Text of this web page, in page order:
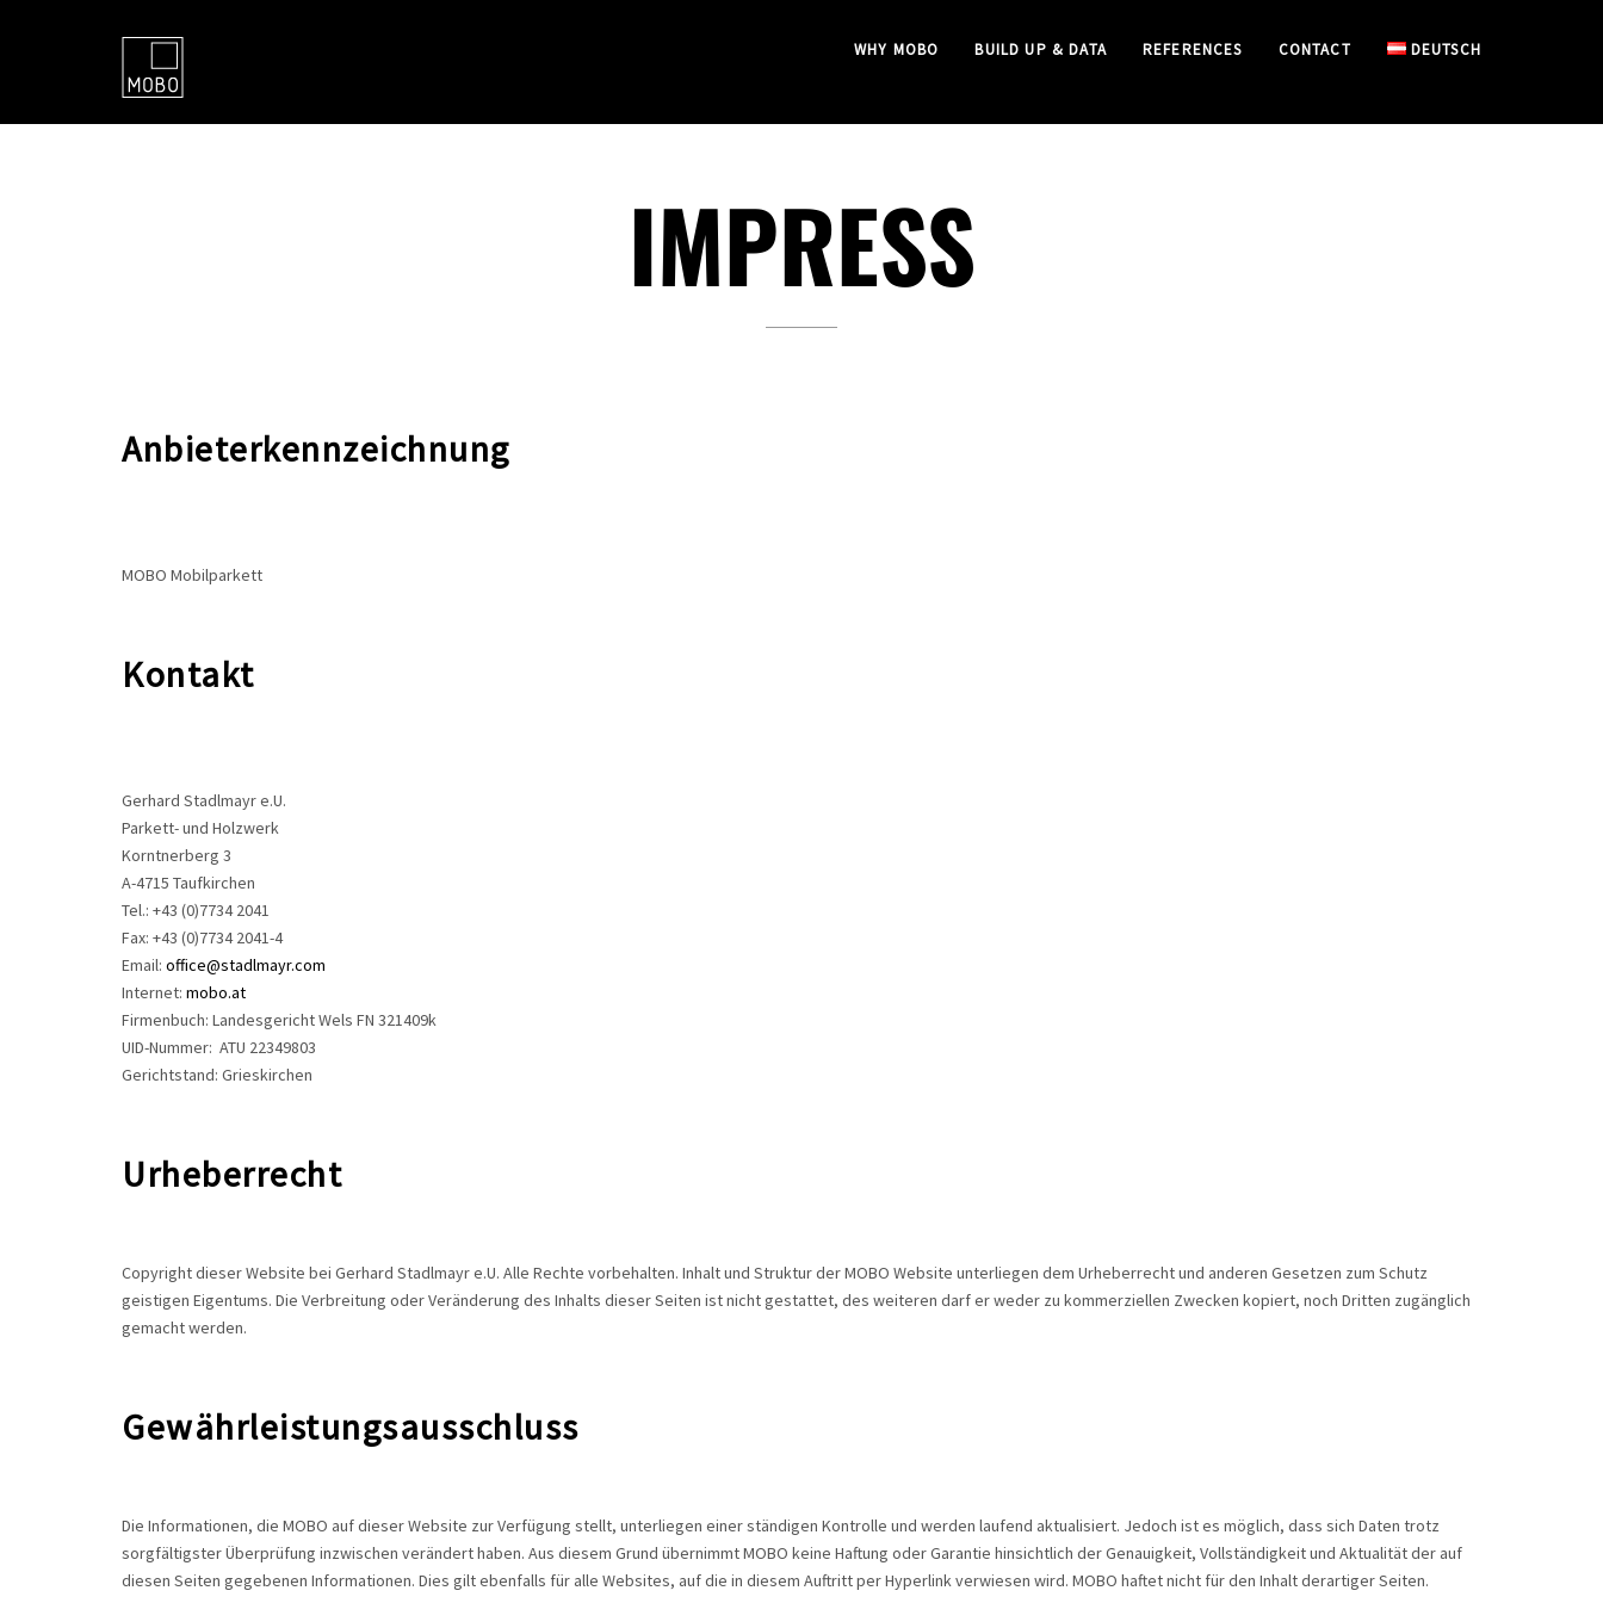
WHY MOBO BUILD UP & DATA REFERENCES CONTACT DEUTSCH
IMPRESS
Anbieterkennzeichnung
MOBO Mobilparkett
Kontakt
Gerhard Stadlmayr e.U.
Parkett- und Holzwerk
Korntnerberg 3
A-4715 Taufkirchen
Tel.: +43 (0)7734 2041
Fax: +43 (0)7734 2041-4
Email: office@stadlmayr.com
Internet: mobo.at
Firmenbuch: Landesgericht Wels FN 321409k
UID-Nummer: ATU 22349803
Gerichtstand: Grieskirchen
Urheberrecht
Copyright dieser Website bei Gerhard Stadlmayr e.U. Alle Rechte vorbehalten. Inhalt und Struktur der MOBO Website unterliegen dem Urheberrecht und anderen Gesetzen zum Schutz
geistigen Eigentums. Die Verbreitung oder Veränderung des Inhalts dieser Seiten ist nicht gestattet, des weiteren darf er weder zu kommerziellen Zwecken kopiert, noch Dritten zugänglich
gemacht werden.
Gewährleistungsausschluss
Die Informationen, die MOBO auf dieser Website zur Verfügung stellt, unterliegen einer ständigen Kontrolle und werden laufend aktualisiert. Jedoch ist es möglich, dass sich Daten trotz
sorgfältigster Überprüfung inzwischen verändert haben. Aus diesem Grund übernimmt MOBO keine Haftung oder Garantie hinsichtlich der Genauigkeit, Vollständigkeit und Aktualität der auf
diesen Seiten gegebenen Informationen. Dies gilt ebenfalls für alle Websites, auf die in diesem Auftritt per Hyperlink verwiesen wird. MOBO haftet nicht für den Inhalt derartiger Seiten.